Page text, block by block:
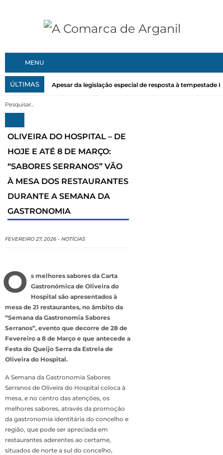
MENU
ÚLTIMAS Apesar da legislação especial de resposta à tempestade
OLIVEIRA DO HOSPITAL – DE
HOJE E ATÉ 8 DE MARÇO:
“SABORES SERRANOS” VÃO
À MESA DOS RESTAURANTES
DURANTE A SEMANA DA
GASTRONOMIA
FEVEREIRO 27, 2026 - NOTÍCIAS
O s melhores sabores da Carta
Gastronómica de Oliveira do
Hospital são apresentados à
mesa de 21 restaurantes, no âmbito da
“Semana da Gastronomia Sabores
Serranos”, evento que decorre de 28 de
Fevereiro a 8 de Março e que antecede a
Festa do Queijo Serra da Estrela de
Oliveira do Hospital.
A Semana da Gastronomia Sabores
Serranos de Oliveira do Hospital coloca à
mesa, e no centro das atenções, os
melhores sabores, através da promoção
da gastronomia identitária do concelho e
região, que pode ser apreciada em
restaurantes aderentes ao certame,
situados de norte a sul do concelho,